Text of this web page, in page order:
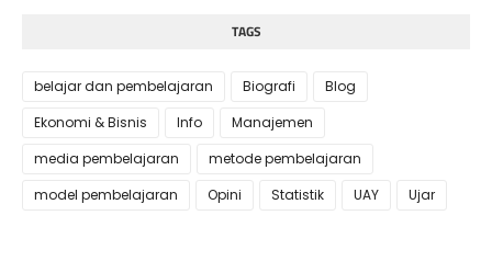
TAGS
belajar dan pembelajaran Biografi
Blog
Ekonomi & Bisnis
Info
Manajemen
media pembelajaran
metode pembelajaran
model pembelajaran
Opini Statistik UAY Ujar